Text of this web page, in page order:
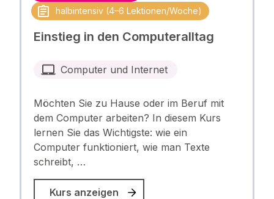
halbintensiv (4–6 Lektionen/Woche)
Einstieg in den Computeralltag
Computer und Internet
Möchten Sie zu Hause oder im Beruf mit
dem Computer arbeiten? In diesem Kurs
lernen Sie das Wichtigste: wie ein
Computer funktioniert, wie man Texte
schreibt, …
Kurs anzeigen